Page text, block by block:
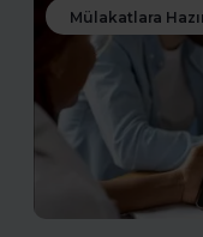
Mülakatlara